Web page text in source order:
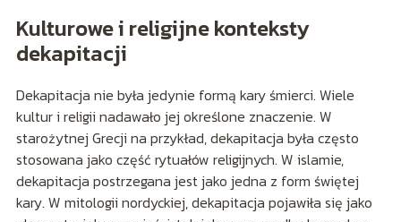
Kulturowe i religijne konteksty
dekapitacji
Dekapitacja nie była jedynie formą kary śmierci. Wiele
kultur i religii nadawało jej określone znaczenie. W
starożytnej Grecji na przykład, dekapitacja była często
stosowana jako część rytuałów religijnych. W islamie,
dekapitacja postrzegana jest jako jedna z form świętej
kary. W mitologii nordyckiej, dekapitacja pojawiła się jako